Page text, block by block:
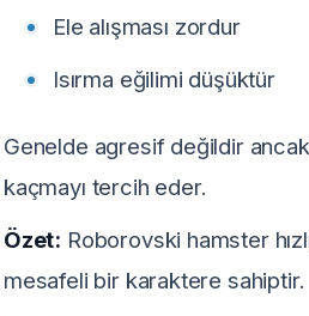
Ele alışması zordur
Isırma eğilimi düşüktür
Genelde agresif değildir
kaçmayı tercih eder.
Özet: Roborovski hamster
mesafeli bir karaktere sahiptir.